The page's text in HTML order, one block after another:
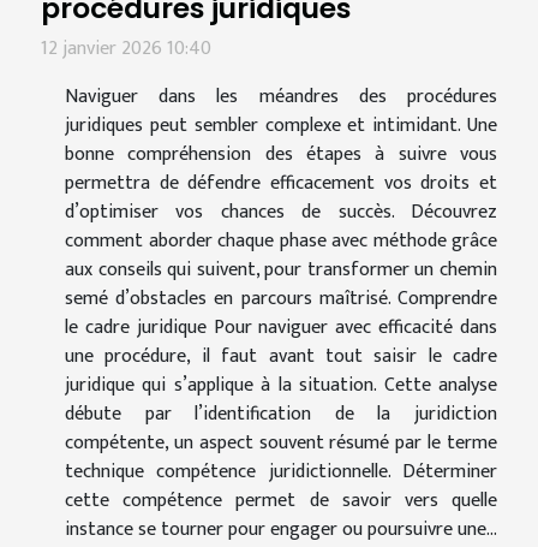
12 janvier 2026 10:40
Naviguer dans les méandres des procédures
juridiques peut sembler complexe et intimidant. Une
bonne compréhension des étapes à suivre vous
permettra de défendre efficacement vos droits et
d’optimiser vos chances de succès. Découvrez
comment aborder chaque phase avec méthode grâce
aux conseils qui suivent, pour transformer un chemin
semé d’obstacles en parcours maîtrisé. Comprendre
le cadre juridique Pour naviguer avec efficacité dans
une procédure, il faut avant tout saisir le cadre
juridique qui s’applique à la situation. Cette analyse
débute par l’identification de la juridiction
compétente, un aspect souvent résumé par le terme
technique compétence juridictionnelle. Déterminer
cette compétence permet de savoir vers quelle
instance se tourner pour engager ou poursuivre une...